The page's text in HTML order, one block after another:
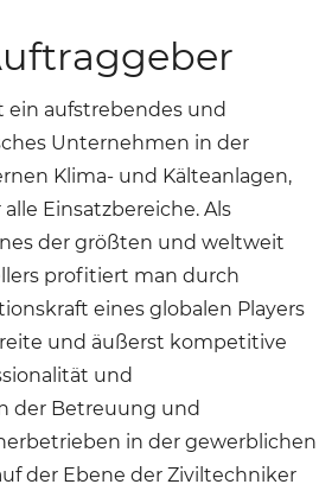
ein aufstrebendes und
Unternehmen in der
Klima- und Kälteanlagen,
Einsatzbereiche. Als
der größten und weltweit
profitiert man durch
eines globalen Players
und äußerst kompetitive
und
der Betreuung und
in der gewerblichen
der Ebene der Ziviltechniker